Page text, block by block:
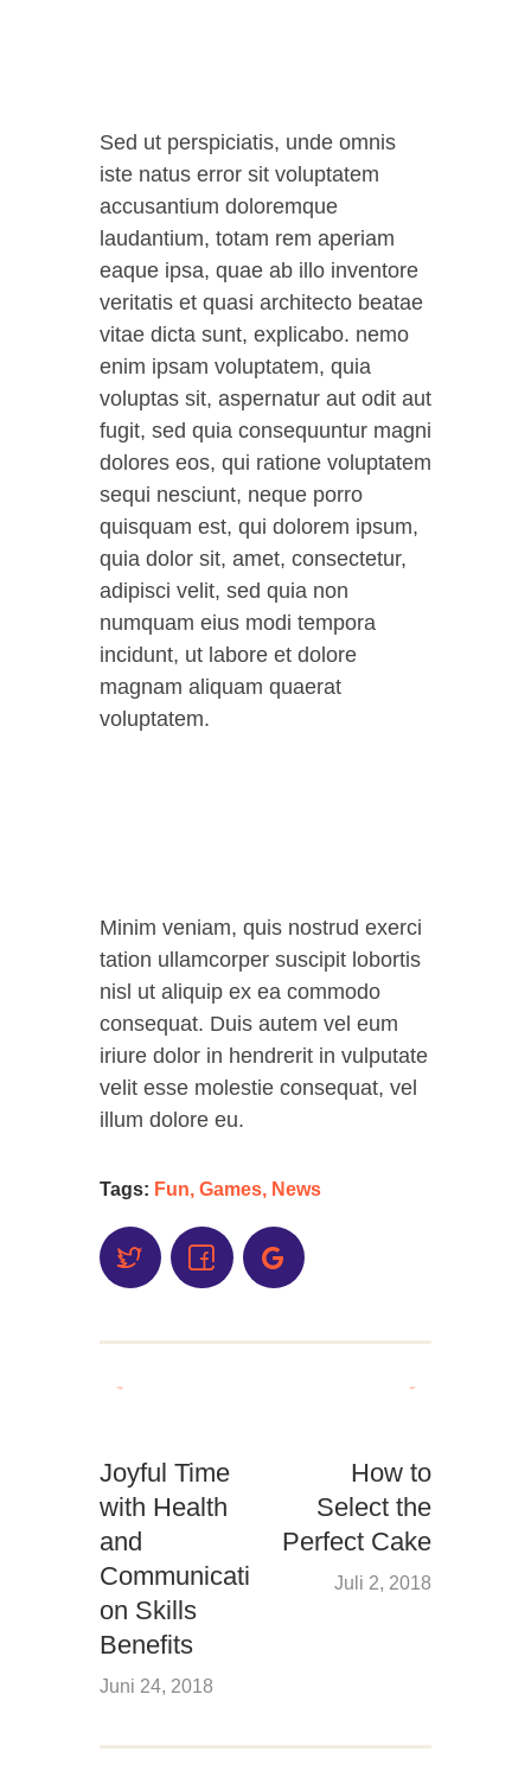
Sed ut perspiciatis, unde omnis
iste natus error sit voluptatem
accusantium doloremque
laudantium, totam rem aperiam
eaque ipsa, quae ab illo inventore
veritatis et quasi architecto beatae
vitae dicta sunt, explicabo. nemo
enim ipsam voluptatem, quia
voluptas sit, aspernatur aut odit aut
fugit, sed quia consequuntur magni
dolores eos, qui ratione voluptatem
sequi nesciunt, neque porro
quisquam est, qui dolorem ipsum,
quia dolor sit, amet, consectetur,
adipisci velit, sed quia non
numquam eius modi tempora
incidunt, ut labore et dolore
magnam aliquam quaerat
voluptatem.
Minim veniam, quis nostrud exerci
tation ullamcorper suscipit lobortis
nisl ut aliquip ex ea commodo
consequat. Duis autem vel eum
iriure dolor in hendrerit in vulputate
velit esse molestie consequat, vel
illum dolore eu.
Tags: Fun, Games, News
Joyful Time
with Health
and
Communicati
on Skills
Benefits
Juni 24, 2018
How to
Select the
Perfect Cake
Juli 2, 2018